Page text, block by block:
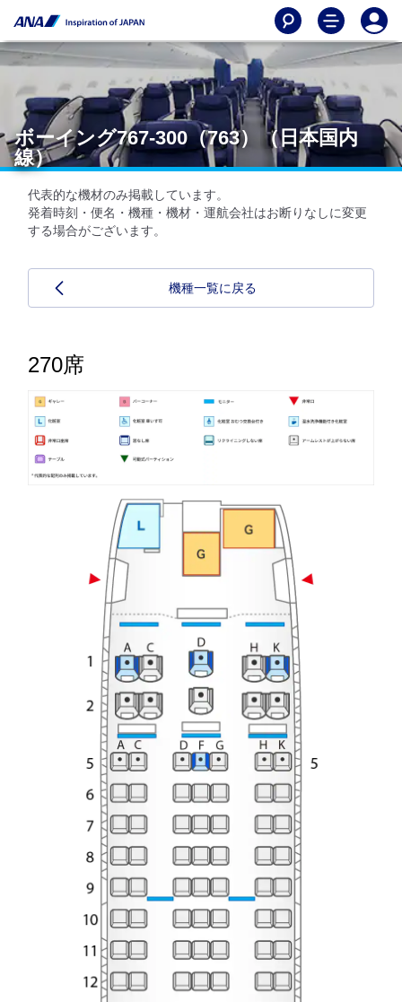
ボーイング767-300（763）（日本国内
線）
代表的な機材のみ掲載しています。
発着時刻・便名・機種・機材・運航会社はお断りなしに変更
する場合がございます。
機種一覧に戻る
270席